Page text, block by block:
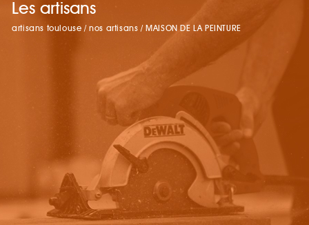
Les artisans
artisans toulouse /nos artisans / MAISON DE LA PEINTURE